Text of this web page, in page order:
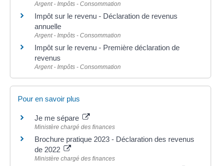
Argent - Impôts - Consommation
Impôt sur le revenu - Déclaration de revenus
annuelle
Argent - Impôts - Consommation
Impôt sur le revenu - Première déclaration de
revenus
Argent - Impôts - Consommation
Pour en savoir plus
Je me sépare
Ministère chargé des finances
Brochure pratique 2023 - Déclaration des revenus
de 2022
Ministère chargé des finances